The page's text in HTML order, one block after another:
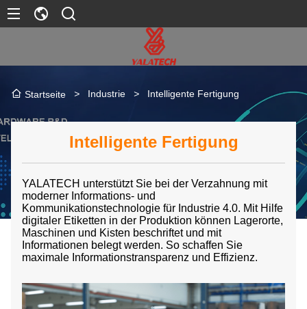
Startseite > Industrie > Intelligente Fertigung
Intelligente Fertigung
YALATECH unterstützt Sie bei der Verzahnung mit
moderner Informations- und
Kommunikationstechnologie für Industrie 4.0. Mit Hilfe
digitaler Etiketten in der Produktion können Lagerorte,
Maschinen und Kisten beschriftet und mit
Informationen belegt werden. So schaffen Sie
maximale Informationstransparenz und Effizienz.